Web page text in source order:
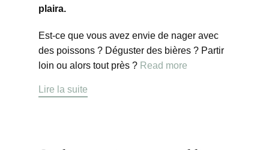
plaira.
Est-ce que vous avez envie de nager avec
des poissons ? Déguster des bières ? Partir
loin ou alors tout près ? Read more
Lire la suite